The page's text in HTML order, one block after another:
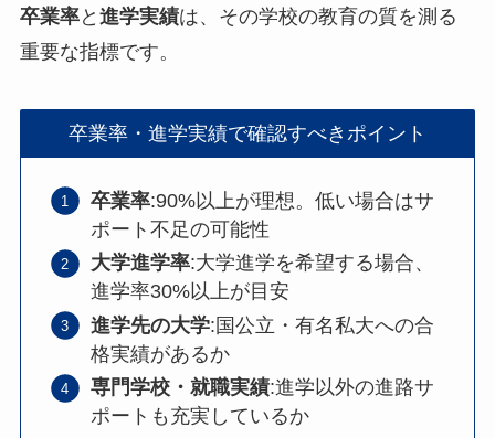
卒業率と 進学実績は、その学校の教育の質を測る
重要な指標です。
卒業率・進学実績で確認すべきポイント
卒業率:90%以上が理想。低い場合はサ
ポート不足の可能性
大学進学率:大学進学を希望する場合、
進学率30%以上が目安
進学先の大学:国公立・有名私大への合
格実績があるか
専門学校・就職実績:進学以外の進路サ
ポートも充実しているか